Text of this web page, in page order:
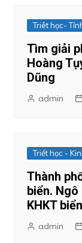
Triêt học-
Tìm giải
Hoàng
Dũng
admin
Triết học -
Thành
biển.
KHKT
admin